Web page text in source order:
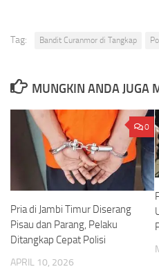
Tag: Bandit Curanmor di Tangkap
MUNGKIN ANDA JUGA
0
Pria di Jambi Timur Diserang
Pisau dan Parang, Pelaku
Ditangkap Cepat Polisi
APRIL 10, 2026